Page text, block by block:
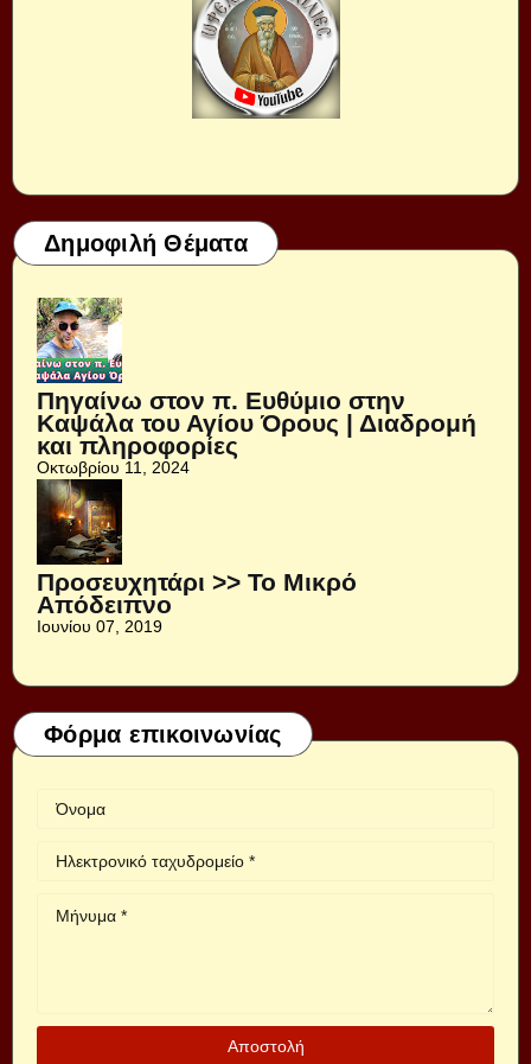
Δημοφιλή Θέματα
Πηγαίνω στον π. Ευθύμιο στην
Καψάλα του Αγίου Όρους | Διαδρομή
και πληροφορίες
Οκτωβρίου 11, 2024
Προσευχητάρι >> Το Μικρό
Απόδειπνο
Ιουνίου 07, 2019
Φόρμα επικοινωνίας